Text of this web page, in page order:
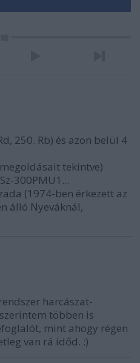
250. Rb) és azon belül 4
tekintve)
300PMU1...
(1974-ben érkezett az
álló Nyeváknál,
harcászat-
többen is
mint ahogy régen
van rá időd. :)